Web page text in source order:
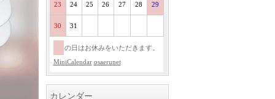
23 24 25 26 27 28 29
30 31
の日はお休みをいただきます。
MiniCalendar osaerunet
カレンダー